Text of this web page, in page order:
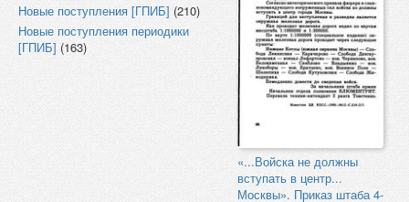
Новые поступления [ГПИБ] (210)
Новые поступления периодики
[ГПИБ] (163)
«...Войска не должны
вступать в центр...
Москвы». Приказ штаба 4-